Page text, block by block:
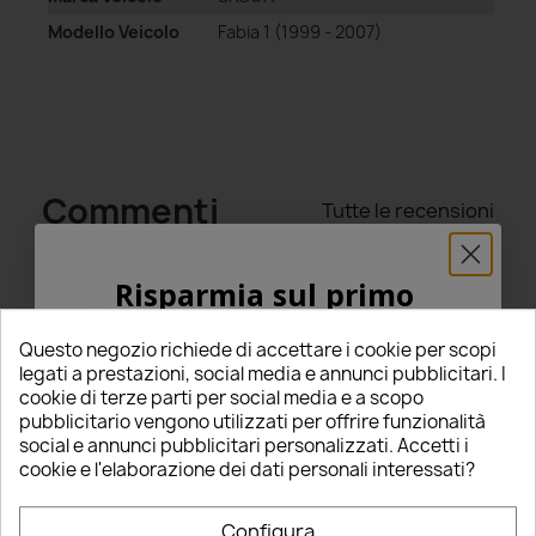
Modello Veicolo
Fabia 1 (1999 - 2007)
Commenti Tutte le recensioni
Riepilogo
5
starstarstarstarstar
(4 Recensioni)
Seleziona un punteggio per filtrare le recensioni.
5 starstarstarstarstar (4)
Questo negozio richiede di accettare i cookie per scopi
legati a prestazioni, social media e annunci pubblicitari. I
cookie di terze parti per social media e a scopo
pubblicitario vengono utilizzati per offrire funzionalità
social e annunci pubblicitari personalizzati. Accetti i
cookie e l'elaborazione dei dati personali interessati?
Risparmia sul primo
5% PER TE!
Inserisci la tua email qui sotto per ricevere il
5% DI SCONTOsul tuo primo ordine!
Nome